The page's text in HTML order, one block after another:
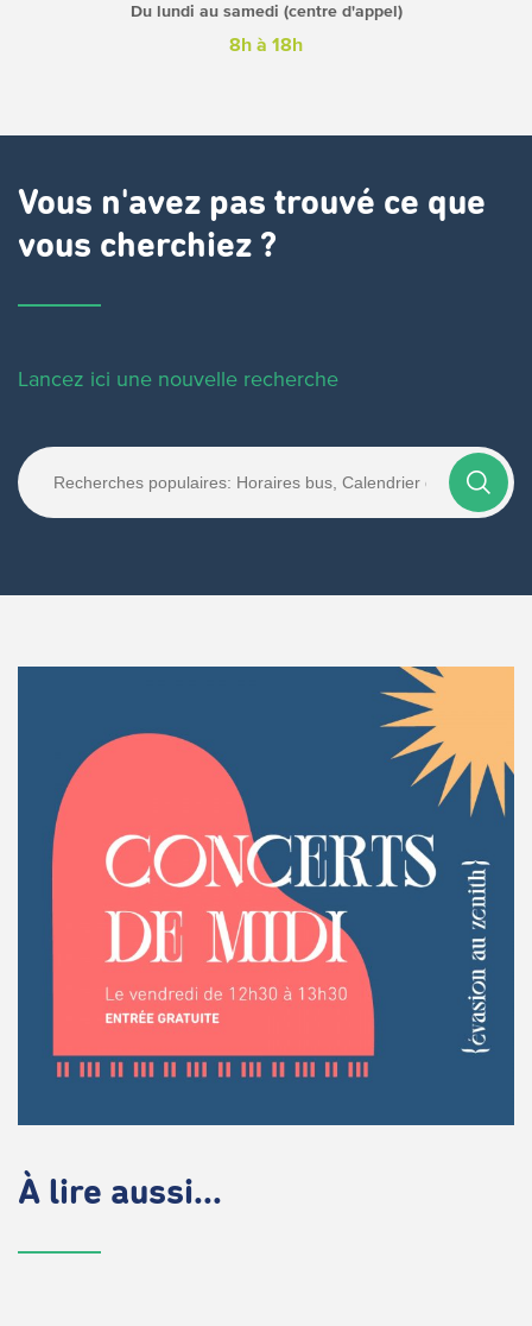
Du lundi au samedi (centre d'appel)
8h à 18h
Vous n'avez pas trouvé ce que
vous cherchiez ?
Lancez ici une nouvelle recherche
À lire aussi...